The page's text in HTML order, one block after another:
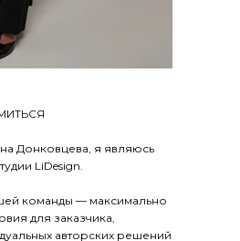
Донковцева, я являюсь
LiDesign.
команды — максимально
для заказчика,
авторских решений